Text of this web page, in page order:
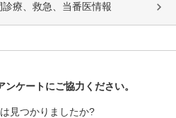
療、救急、当番医情報
ンケートにご協力ください。
見つかりましたか?